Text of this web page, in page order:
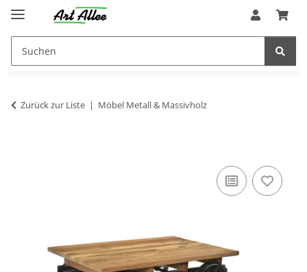
Zurück zur Liste Möbel Metall & Massivholz